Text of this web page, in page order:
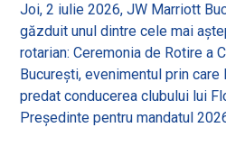
Joi, 2 iulie 2026, JW Marriott
găzduit unul dintre cele mai
rotarian: Ceremonia de Rotire a
București, evenimentul prin care
predat conducerea clubului lui
Președinte pentru mandatul